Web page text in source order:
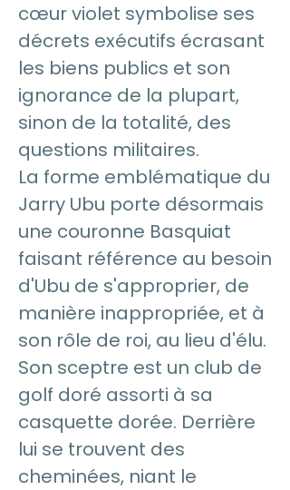
cœur violet symbolise ses
décrets exécutifs écrasant
les biens publics et son
ignorance de la plupart,
sinon de la totalité, des
questions militaires.
La forme emblématique du
Jarry Ubu porte désormais
une couronne Basquiat
faisant référence au besoin
d'Ubu de s'approprier, de
manière inappropriée, et à
son rôle de roi, au lieu d'élu.
Son sceptre est un club de
golf doré assorti à sa
casquette dorée. Derrière
lui se trouvent des
cheminées, niant le